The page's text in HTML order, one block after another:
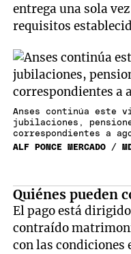
entrega una sola
requisitos
Anses continúa este
jubilaciones,
correspondientes a
ALF PONCE MERCADO /
Quiénes pueden
El pago está
contraído
con las condiciones